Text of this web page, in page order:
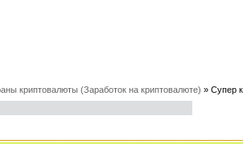
криптовалюты (Заработок на криптовалюте) » Супер